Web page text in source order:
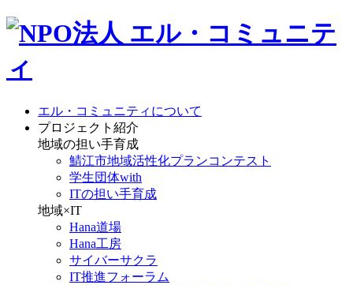
エル・コミュニティについて
プロジェクト紹介
地域の担い手育成
鯖江市地域活性化プランコンテスト
学生団体with
ITの担い手育成
地域×IT
Hana道場
Hana工房
サイバーサクラ
IT推進フォーラム